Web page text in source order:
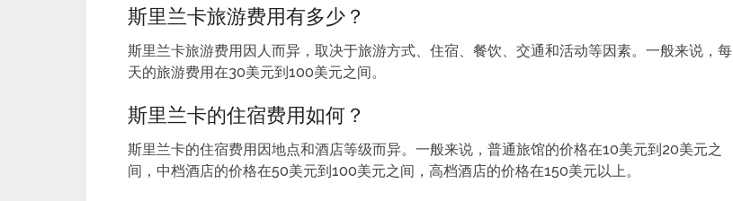
斯里兰卡旅游费用有多少？
斯里兰卡旅游费用因人而异，取决于旅游方式、住宿、餐饮、交通和活动等因素。一般来说，每
天的旅游费用在30美元到100美元之间。
斯里兰卡的住宿费用如何？
斯里兰卡的住宿费用因地点和酒店等级而异。一般来说，普通旅馆的价格在10美元到20美元之
间，中档酒店的价格在50美元到100美元之间，高档酒店的价格在150美元以上。